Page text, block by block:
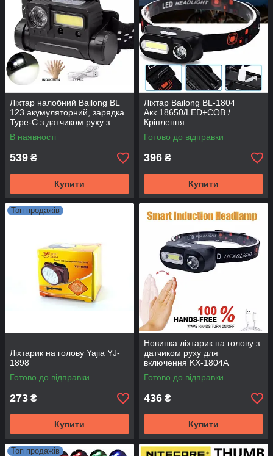
Ліхтар налобний Bailong BL
123 акумуляторний, зарядка
Type-C з датчиком руху з
червоним світлом
В наявності
539 ₴
Купити
Ліхтар Bailong BL-1804
Акк.18650/LED+COB /
Кріплення
Готово до відправки
396 ₴
Купити
Топ продажів
Ліхтарик на голову Yajia YJ-
1898
Готово до відправки
273 ₴
Купити
Новинка ліхтарик на голову з
датчиком руху для
включення KX-1804A
сенсорне включення
Готово до відправки
436 ₴
Купити
Топ продажів